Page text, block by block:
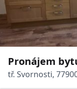
Pronájem
Ulice, 20500
tř. Svornosti,